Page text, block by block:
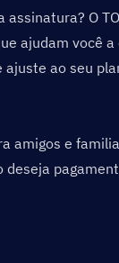
O
ajudam você
ao seu
amigos e
deseja